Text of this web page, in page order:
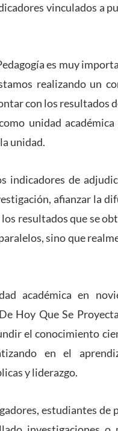
vinculados a
es muy
realizando un
con los resultados
unidad
unidad.
indicadores de
afianzar la
resultados que se
sino que
académica en
Hoy Que Se
el conocimiento
en el
y liderazgo.
estudiantes de